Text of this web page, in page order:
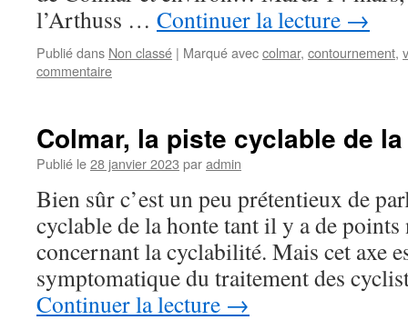
l’Arthuss … Continuer la lecture →
Publié dans Non classé | Marqué aveccolmar, contournement,
commentaire
Colmar, la piste cyclable de
Publié le28 janvier 2023 paradmin
Bien sûr c’est un peu prétentieux de
cyclable de la honte tant il y a de
concernant la cyclabilité. Mais cet axe
symptomatique du traitement des
Continuer la lecture →